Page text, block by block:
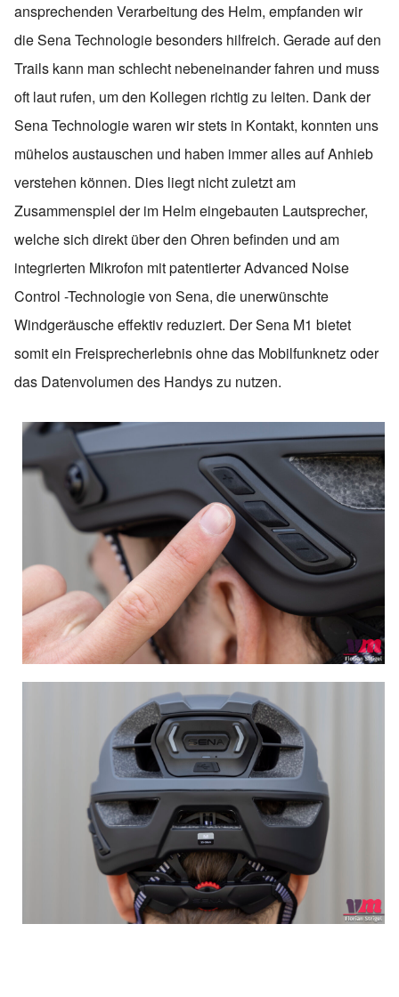
ansprechenden Verarbeitung des Helm, empfanden wir
die Sena Technologie besonders hilfreich. Gerade auf den
Trails kann man schlecht nebeneinander fahren und muss
oft laut rufen, um den Kollegen richtig zu leiten. Dank der
Sena Technologie waren wir stets in Kontakt, konnten uns
mühelos austauschen und haben immer alles auf Anhieb
verstehen können. Dies liegt nicht zuletzt am
Zusammenspiel der im Helm eingebauten Lautsprecher,
welche sich direkt über den Ohren befinden und am
integrierten Mikrofon mit patentierter Advanced Noise
Control -Technologie von Sena, die unerwünschte
Windgeräusche effektiv reduziert. Der Sena M1 bietet
somit ein Freisprecherlebnis ohne das Mobilfunknetz oder
das Datenvolumen des Handys zu nutzen.